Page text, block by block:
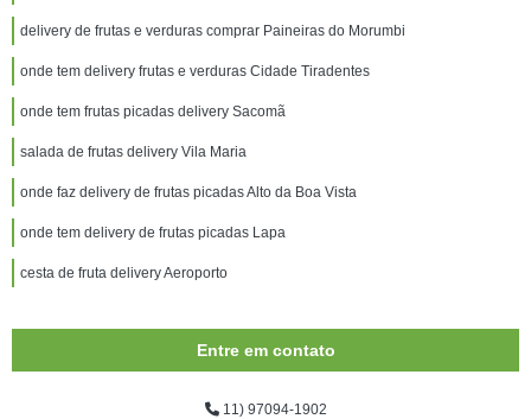
delivery de frutas e verduras comprar Paineiras do Morumbi
onde tem delivery frutas e verduras Cidade Tiradentes
onde tem frutas picadas delivery Sacomã
salada de frutas delivery Vila Maria
onde faz delivery de frutas picadas Alto da Boa Vista
onde tem delivery de frutas picadas Lapa
cesta de fruta delivery Aeroporto
Entre em contato
11) 97094-1902